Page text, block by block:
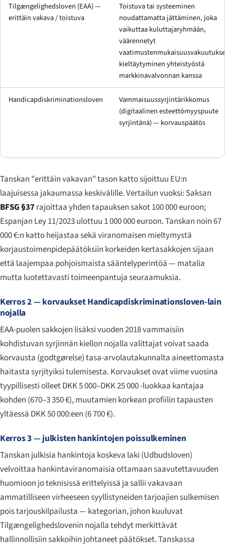
Tilgængelighedsloven (EAA) —
erittäin vakava / toistuva
Toistuva tai systeeminen
noudattamatta jättäminen, joka
vaikuttaa kuluttajaryhmään,
väärennetyt
kieltäytyminen yhteistyöstä
markkinavalvonnan kanssa
Handicapdiskriminationsloven
Vammaisuussyrjintärikkomus
(digitaalinen esteettömyyspuute
syrjintänä) — korvauspäätös
Tanskan "erittäin vakavan" tason katto sijoittuu EU:n
laajuisessa jakaumassa keskivälille. Vertailun vuoksi: Saksan
BFSG §37rajoittaa yhden tapauksen sakot 100 000 euroon;
Espanjan Ley 11/2023 ulottuu 1 000 000 euroon. Tanskan noin 67
000 €:n katto heijastaa sekä viranomaisen mieltymystä
korjaustoimenpidepäätöksiin korkeiden kertasakkojen sijaan
että laajempaa pohjoismaista sääntelyperintöä — matalia
mutta luotettavasti toimeenpantuja seuraamuksia.
Kerros 2 — korvaukset Handicapdiskriminationsloven-lain
nojalla
EAA-puolen sakkojen lisäksi vuoden 2018 vammaisiin
kohdistuvan syrjinnän kiellon nojalla valittajat voivat saada
korvausta (godtgørelse) tasa-arvolautakunnalta aineettomasta
haitasta syrjityiksi tulemisesta. Korvaukset ovat viime vuosina
tyypillisesti olleet DKK 5 000–DKK 25 000 -luokkaa kantajaa
kohden (670–3 350 €), muutamien korkean profiilin tapausten
yltäessä DKK 50 000:een (6 700 €).
Kerros 3 — julkisten hankintojen poissulkeminen
Tanskan julkisia hankintoja koskeva laki (Udbudsloven)
velvoittaa hankintaviranomaisia ottamaan saavutettavuuden
huomioon jo teknisissä erittelyissä ja sallii vakavaan
ammatilliseen virheeseen syyllistyneiden tarjoajien sulkemisen
pois tarjouskilpailusta — kategorian, johon kuuluvat
Tilgængeligheds­lovenin nojalla tehdyt merkittävät
hallinnollisiin sakkoihin johtaneet päätökset. Tanskassa